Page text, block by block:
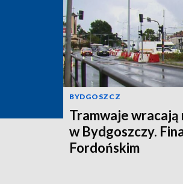
BYDGOSZCZ
Tramwaje
w Bydgoszczy.
Fordońskim